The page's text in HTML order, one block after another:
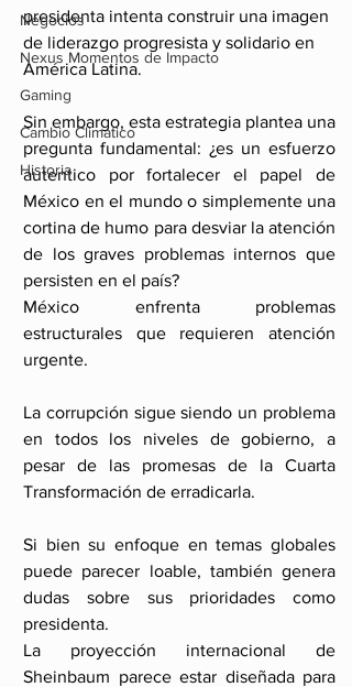
Negocios
Nexus Momentos de Impacto
Gaming
Cambio Climatico
Historia
presidenta intenta construir una imagen
de liderazgo progresista y solidario en
América Latina.
Sin embargo, esta estrategia plantea una
pregunta fundamental: ¿es un esfuerzo
autentico por fortalecer el papel de
México en el mundo o simplemente una
cortina de humo para desviar la atención
de los graves problemas internos que
persisten en el país?
México enfrenta problemas
estructurales que requieren atención
urgente.
La corrupción sigue siendo un problema
en todos los niveles de gobierno, a
pesar de las promesas de la Cuarta
Transformación de erradicarla.
Si bien su enfoque en temas globales
puede parecer loable, también genera
dudas sobre sus prioridades como
presidenta.
La proyección internacional de
Sheinbaum parece estar diseñada para